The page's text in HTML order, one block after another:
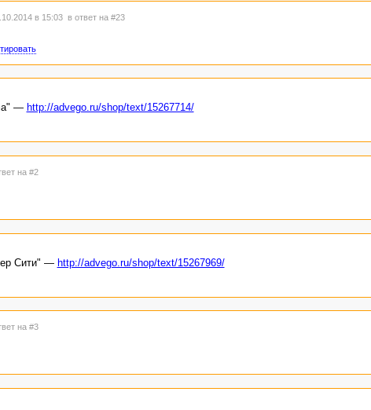
в 15:03 в ответ на #23
— http://advego.ru/shop/text/15267714/
на #2
Сити" — http://advego.ru/shop/text/15267969/
на #3